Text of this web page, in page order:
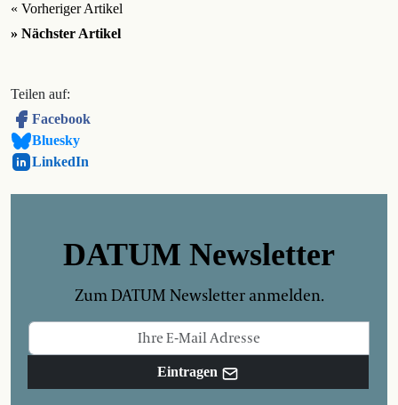
« Vorheriger Artikel
» Nächster Artikel
Teilen auf:
Facebook
Bluesky
LinkedIn
DATUM Newsletter
Zum DATUM Newsletter anmelden.
Eintragen